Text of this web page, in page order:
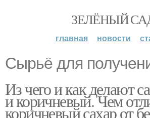
ЗЕЛЁНЫЙ
главная новости
Сырьё для
Из чего и как делают
и коричневый. Чем
коричневый сахар от